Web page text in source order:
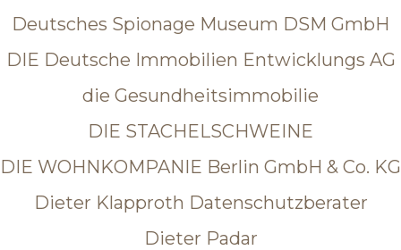
Deutsches Spionage Museum DSM GmbH
DIE Deutsche Immobilien Entwicklungs AG
die Gesundheitsimmobilie
DIE STACHELSCHWEINE
DIE WOHNKOMPANIE Berlin GmbH & Co. KG
Dieter Klapproth Datenschutzberater
Dieter Padar